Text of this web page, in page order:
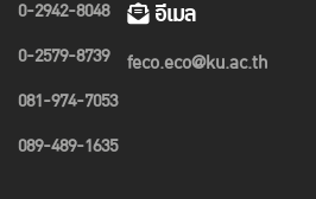
0-2942-8048
0-2579-8739
081-974-7053
089-489-1635
อีเมล
feco.eco@ku.ac.th